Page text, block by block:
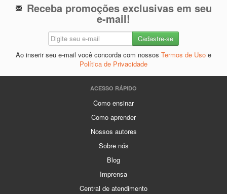
Receba promoções exclusivas em seu
e-mail!
Ao inserir seu e-mail você concorda com nossos Termos de Uso e
Política de Privacidade
ACESSO RÁPIDO
Como ensinar
Como aprender
Nossos autores
Sobre nós
Blog
Imprensa
Central de atendimento